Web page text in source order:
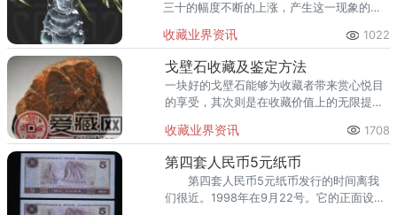
三十的幅度不断的上涨，产生这一现象的无
的少，每年的产量都是有限的，而开采成本
每年却都在大幅度的上升中。
收藏业界资讯 1022
戈壁石收藏及鉴定方法
一块好的戈壁石能够为收藏者带来赏心悦目
的享受，其次则是在收藏价值上的无限提
是一件非常有必要的事情了。
收藏业界资讯 1708
第四套人民币5元纸币
第四套人民币5元纸币发行的时间离我
们很近。1998年在9月22号。它的正面设计